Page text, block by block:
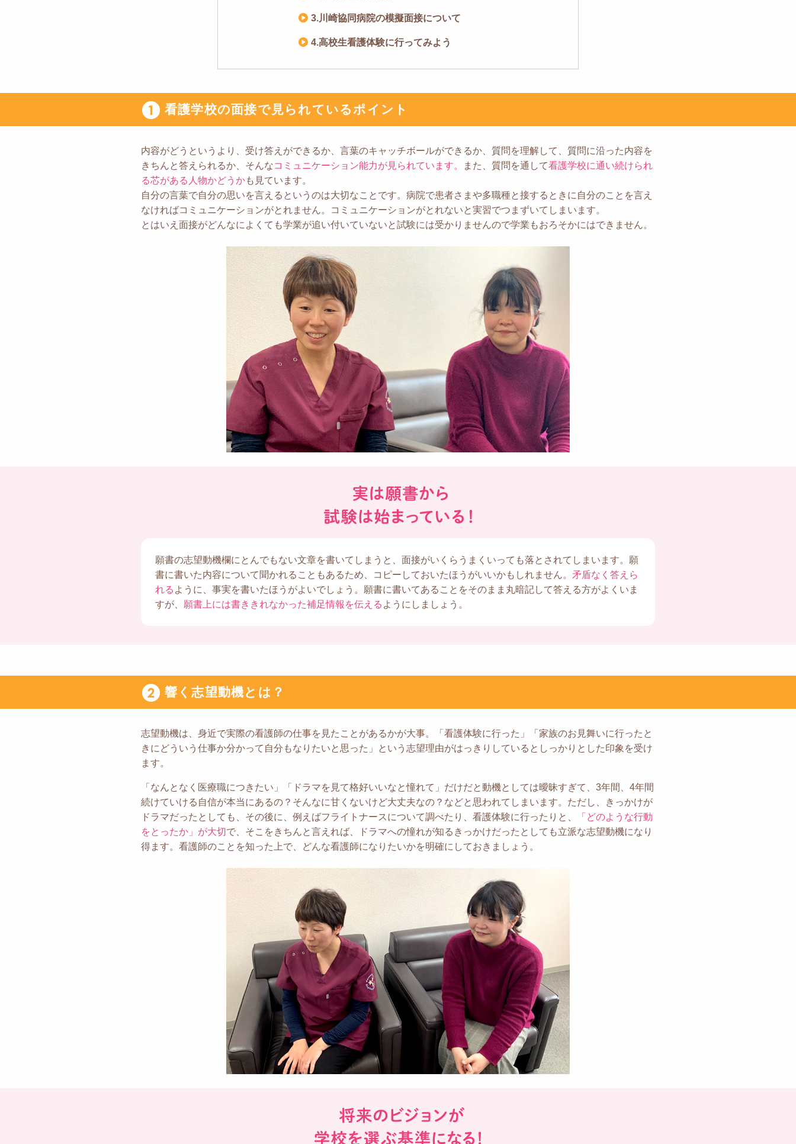
3.川崎協同病院の模擬面接について
4.高校生看護体験に行ってみよう
看護学校の面接で見られているポイント
内容がどうというより、受け答えができるか、言葉のキャッチボールができるか、質問を理解して、質問に沿った内容を
きちんと答えられるか、そんなコミュニケーション能力が見られています。 また、質問を通して看護学校に通い続けられ
る芯がある人物かどうかも見ています。
自分の言葉で自分の思いを言えるというのは大切なことです。病院で患者さまや多職種と接するときに自分のことを言え
なければコミュニケーションがとれません。コミュニケーションがとれないと実習でつまずいてしまいます。
とはいえ面接がどんなによくても学業が追い付いていないと試験には受かりませんので学業もおろそかにはできません。
願書の志望動機欄にとんでもない文章を書いてしまうと、面接がいくらうまくいっても落とされてしまいます。願
書に書いた内容について聞かれることもあるため、コピーしておいたほうがいいかもしれません。 矛盾なく答えら
れる ように、事実を書いたほうがよいでしょう。願書に書いてあることをそのまま丸暗記して答える方がよくいま
すが、 願書上には書ききれなかった補足情報を伝える ようにしましょう。
響く志望動機とは？
志望動機は、身近で実際の看護師の仕事を見たことがあるかが大事。「看護体験に行った」「家族のお見舞いに行ったと
きにどういう仕事か分かって自分もなりたいと思った」という志望理由がはっきりしているとしっかりとした印象を受け
ます。
「なんとなく医療職につきたい」「ドラマを見て格好いいなと憧れて」だけだと動機としては曖昧すぎて、3年間、4年間
続けていける自信が本当にあるの？そんなに甘くないけど大丈夫なの？などと思われてしまいます。ただし、きっかけが
ドラマだったとしても、その後に、例えばフライトナースについて調べたり、看護体験に行ったりと、
「どのような行動
をとったか」が大切で、そこをきちんと言えれば、ドラマへの憧れが知るきっかけだったとしても立派な志望動機になり
得ます。看護師のことを知った上で、どんな看護師になりたいかを明確にしておきましょう。